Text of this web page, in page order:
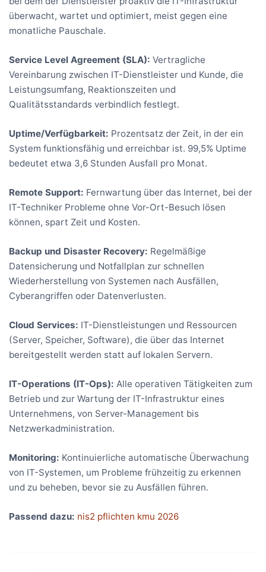
überwacht, wartet und optimiert, meist gegen eine
monatliche Pauschale.
Service Level Agreement (SLA): Vertragliche
Vereinbarung zwischen IT-Dienstleister und Kunde, die
Leistungsumfang, Reaktionszeiten und
Qualitätsstandards verbindlich festlegt.
Uptime/Verfügbarkeit: Prozentsatz der Zeit, in der ein
System funktionsfähig und erreichbar ist. 99,5% Uptime
bedeutet etwa 3,6 Stunden Ausfall pro Monat.
Remote Support: Fernwartung über das Internet, bei der
IT-Techniker Probleme ohne Vor-Ort-Besuch lösen
können, spart Zeit und Kosten.
Backup und Disaster Recovery: Regelmäßige
Datensicherung und Notfallplan zur schnellen
Wiederherstellung von Systemen nach Ausfällen,
Cyberangriffen oder Datenverlusten.
Cloud Services: IT-Dienstleistungen und Ressourcen
(Server, Speicher, Software), die über das Internet
bereitgestellt werden statt auf lokalen Servern.
IT-Operations (IT-Ops): Alle operativen Tätigkeiten zum
Betrieb und zur Wartung der IT-Infrastruktur eines
Unternehmens, von Server-Management bis
Netzwerkadministration.
Monitoring: Kontinuierliche automatische Überwachung
von IT-Systemen, um Probleme frühzeitig zu erkennen
und zu beheben, bevor sie zu Ausfällen führen.
Passend dazu: nis2 pflichten kmu 2026